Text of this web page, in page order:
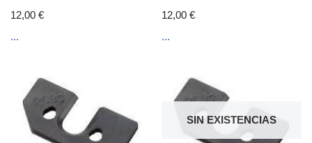
12,00 €
...
12,00€
...
SIN EXISTENCIAS